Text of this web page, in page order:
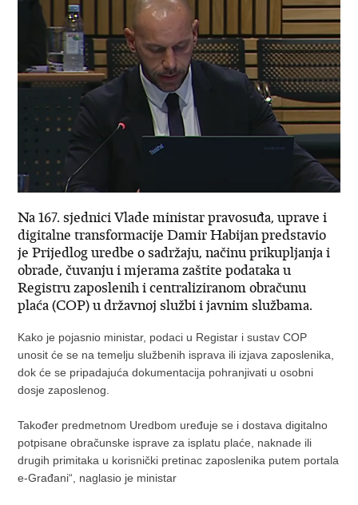
Na 167. sjednici Vlade ministar pravosuđa, uprave i
digitalne transformacije Damir Habijan predstavio
je Prijedlog uredbe o sadržaju, načinu prikupljanja i
obrade, čuvanju i mjerama zaštite podataka u
Registru zaposlenih i centraliziranom obračunu
plaća (COP) u državnoj službi i javnim službama.
Kako je pojasnio ministar, podaci u Registar i sustav COP
unosit će se na temelju službenih isprava ili izjava zaposlenika,
dok će se pripadajuća dokumentacija pohranjivati u osobni
dosje zaposlenog.
Također predmetnom Uredbom uređuje se i dostava digitalno
potpisane obračunske isprave za isplatu plaće, naknade ili
drugih primitaka u korisnički pretinac zaposlenika putem portala
e-Građani“, naglasio je ministar